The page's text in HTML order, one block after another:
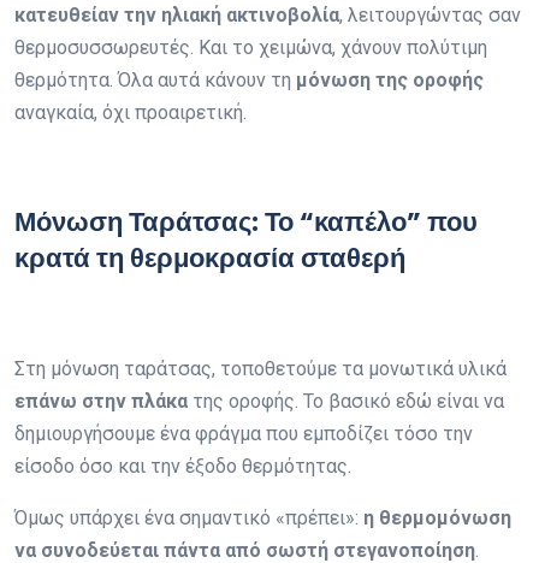
κατευθείαν την ηλιακή ακτινοβολία, λειτουργώντας σαν
θερμοσυσσωρευτές. Και το χειμώνα, χάνουν πολύτιμη
θερμότητα. Όλα αυτά κάνουν τη μόνωση της οροφής
αναγκαία, όχι προαιρετική.
Μόνωση Ταράτσας: Το “καπέλο” που
κρατά τη θερμοκρασία σταθερή
Στη μόνωση ταράτσας, τοποθετούμε τα μονωτικά υλικά
επάνω στην πλάκα της οροφής. Το βασικό εδώ είναι να
δημιουργήσουμε ένα φράγμα που εμποδίζει τόσο την
είσοδο όσο και την έξοδο θερμότητας.
Όμως υπάρχει ένα σημαντικό «πρέπει»: η θερμομόνωση
να συνοδεύεται πάντα από σωστή στεγανοποίηση.